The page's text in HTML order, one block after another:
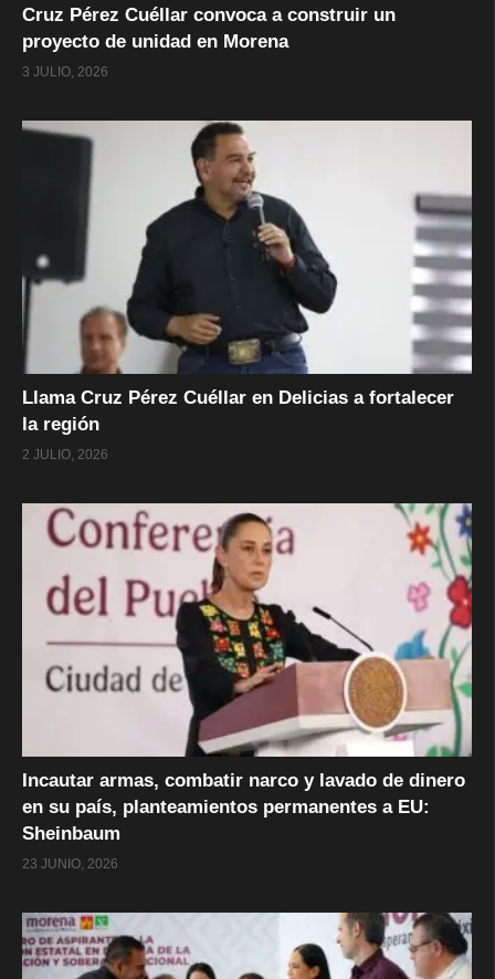
Cruz Pérez Cuéllar convoca a construir un
proyecto de unidad en Morena
3 JULIO, 2026
Llama Cruz Pérez Cuéllar en Delicias a fortalecer
la región
2 JULIO, 2026
Incautar armas, combatir narco y lavado de dinero
en su país, planteamientos permanentes a EU:
Sheinbaum
23 JUNIO, 2026